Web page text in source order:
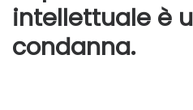
intellettuale è
condanna.